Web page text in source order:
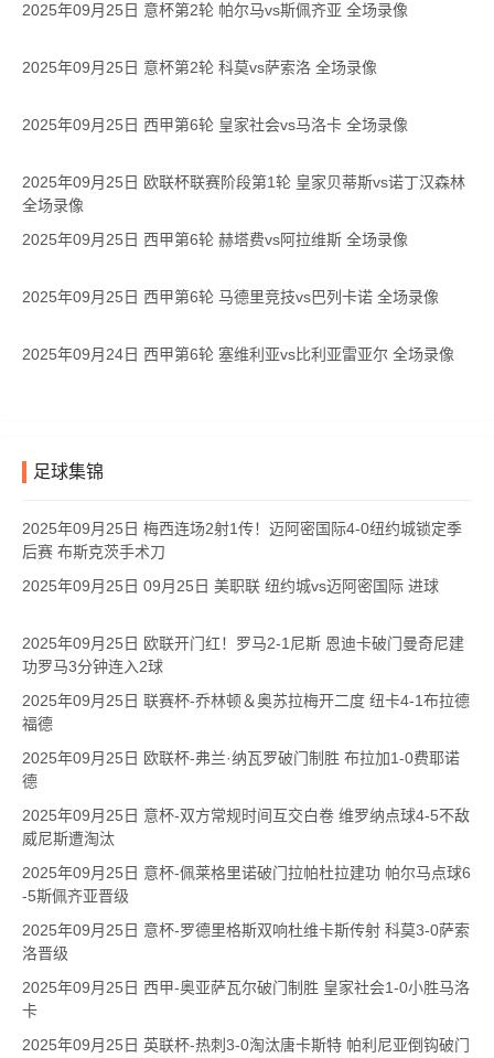
2025年09月25日 意杯第2轮 帕尔马vs斯佩齐亚 全场录像
2025年09月25日 意杯第2轮 科莫vs萨索洛 全场录像
2025年09月25日 西甲第6轮 皇家社会vs马洛卡 全场录像
2025年09月25日 欧联杯联赛阶段第1轮 皇家贝蒂斯vs诺丁汉森林
全场录像
2025年09月25日 西甲第6轮 赫塔费vs阿拉维斯 全场录像
2025年09月25日 西甲第6轮 马德里竞技vs巴列卡诺 全场录像
2025年09月24日 西甲第6轮 塞维利亚vs比利亚雷亚尔 全场录像
足球集锦
2025年09月25日 梅西连场2射1传！迈阿密国际4-0纽约城锁定季
后赛 布斯克茨手术刀
2025年09月25日 09月25日 美职联 纽约城vs迈阿密国际 进球
2025年09月25日 欧联开门红！罗马2-1尼斯 恩迪卡破门曼奇尼建
功罗马3分钟连入2球
2025年09月25日 联赛杯-乔林顿＆奥苏拉梅开二度 纽卡4-1布拉德
福德
2025年09月25日 欧联杯-弗兰·纳瓦罗破门制胜 布拉加1-0费耶诺
德
2025年09月25日 意杯-双方常规时间互交白卷 维罗纳点球4-5不敌
威尼斯遭淘汰
2025年09月25日 意杯-佩莱格里诺破门拉帕杜拉建功 帕尔马点球6
-5斯佩齐亚晋级
2025年09月25日 意杯-罗德里格斯双响杜维卡斯传射 科莫3-0萨索
洛晋级
2025年09月25日 西甲-奥亚萨瓦尔破门制胜 皇家社会1-0小胜马洛
卡
2025年09月25日 英联杯-热刺3-0淘汰唐卡斯特 帕利尼亚倒钩破门